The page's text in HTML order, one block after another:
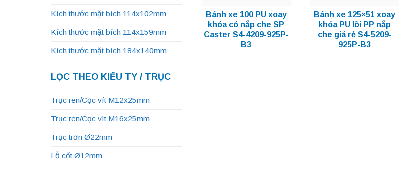
Kích thước mặt bích 114x102mm
Kích thước mặt bích 114x159mm
Kích thước mặt bích 184x140mm
LỌC THEO KIỂU TY / TRỤC
Trục ren/Cọc vít M12x25mm
Trục ren/Cọc vít M16x25mm
Trục trơn Ø22mm
Lỗ cốt Ø12mm
Bánh xe 100 PU xoay
khóa có nắp che SP
Caster S4-4209-925P-
B3
Bánh xe 125×51 xoay
khóa PU lõi PP nắp
che giá rẻ S4-5209-
925P-B3